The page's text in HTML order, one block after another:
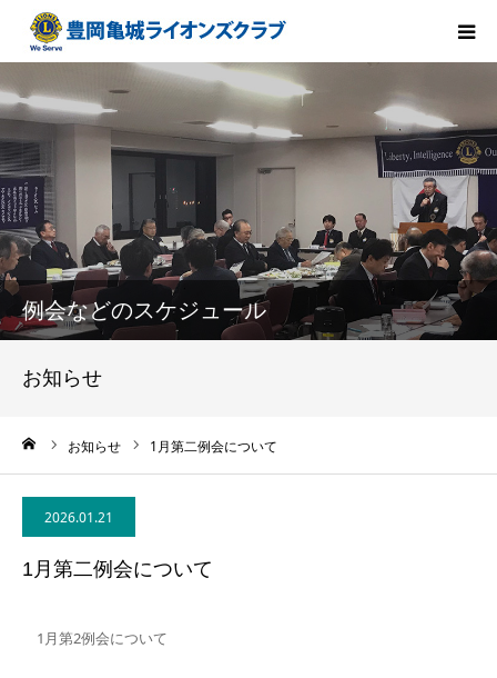
例会などのスケジュール
お知らせ
お知らせ 1月第二例会について
2026.01.21
1月第二例会について
1月第2例会について
HOME
会長方針
ライオンズクラブとは
クラブ紹介
活動報告
例会